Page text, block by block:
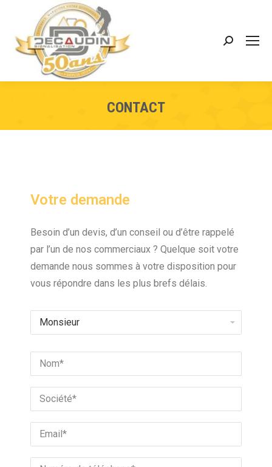
CONTACT
Votre demande
Besoin d’un devis, d’un conseil ou d’être rappelé
par l’un de nos commerciaux ? Quelque soit votre
demande nous sommes à votre disposition pour
vous répondre dans les plus brefs délais.